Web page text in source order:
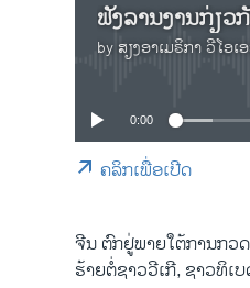
ຟັງລານງານກ່ຽ
by ສຽງອາເມຣິກາ ວີໂອເ
0:00
ຄລິກເພື່ອເປີດ
ຈີນ​ ​ຕົກ​ຢູ່​ພາຍ​ໃຕ້​ການ​ກວ
ຮ້າຍ​ຕໍ່​ຊາວວີເກີ, ຊາວ​ທິ​ເ